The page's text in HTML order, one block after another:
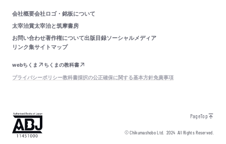
会社概要会社ロゴ・銘板について
太宰治賞太宰治と筑摩書房
お問い合わせ著作権について出版目録ソーシャルメディア
リンク集サイトマップ
webちくま
ちくまの教科書
プライバシーポリシー教科書採択の公正確保に関する基本方針免責事項
PageTop
© Chikumashobo Ltd.2024 All Rights Reserved.